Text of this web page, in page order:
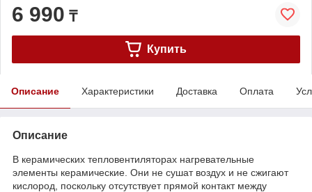
6 990 ₸
Купить
Описание Характеристики Доставка Оплата
Описание
В керамических тепловентиляторах нагревательные
элементы керамические. Они не сушат воздух и не сжигают
кислород, поскольку отсутствует прямой контакт между